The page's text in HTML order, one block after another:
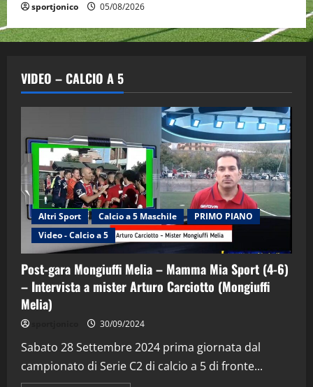
sportjonico 05/08/2026
VIDEO – CALCIO A 5
Altri Sport Calcio a 5 Maschile
PRIMO PIANO
Video - Calcio a 5
Post-gara Mongiuffi Melia – Mamma Mia Sport (4-6)
– Intervista a mister Arturo Carciotto (Mongiuffi
Melia)
30/09/2024
Sabato 28 Settembre 2024 prima giornata dal
campionato di Serie C2 di calcio a 5 di fronte...
2
“SportEmpire” in Podcast: 29^ Puntata
(Martedi 28 Aprile 2026)
28/04/2026